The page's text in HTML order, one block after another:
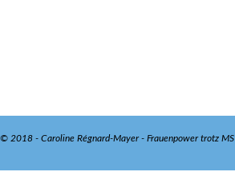
© 2018 - Caroline Régnard-Mayer - Frauenpower trotz MS